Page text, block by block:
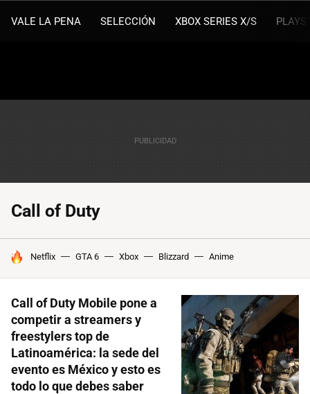
VALE LA PENA SELECCIÓN XBOX SERIES X/S
Call of Duty
HOY SE HABLA DE
Netflix GTA 6 Xbox Blizzard Anime
Call of Duty Mobile pone a
competir a streamers y
freestylers top de
Latinoamérica: la sede del
evento es México y esto es
todo lo que debes saber